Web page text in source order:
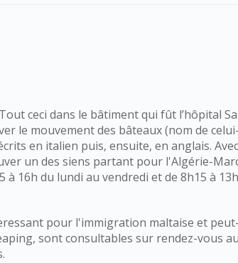
ceci dans le bâtiment qui fût l’hôpital
le mouvement des bâteaux (nom de
en italien puis, ensuite, en anglais.
un des siens partant pour l'Algérie-
16h du lundi au vendredi et de 8h15 à
pour l'immigration maltaise et
sont consultables sur rendez-vous